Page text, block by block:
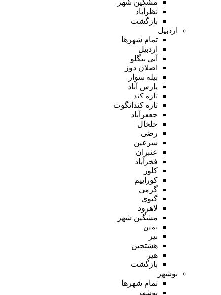
مشکین شهر
نظرآباد
بازگشت
اردبیل
تمام شهر‌ها
اردبیل
آبی بیگلو
اصلان دوز
بیله سوار
پارس آباد
تازه کند
تازه کندانگوت
جعفرآباد
خلخال
رضی
سرعین
عنبران
فخرآباد
کلور
کوراییم
گرمی
گیوی
لاهرود
مشگین شهر
نمین
نیر
هشتجین
هیر
بازگشت
بوشهر
تمام شهر‌ها
بوشهر